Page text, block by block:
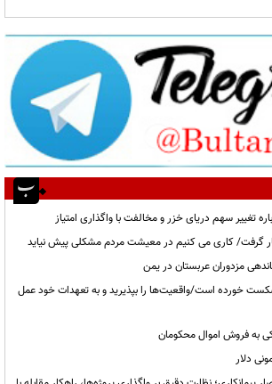
تغییر سهم دریای خزر و مخالفت با واگذاری امتیاز
کار گرفت/ کاری می کنیم در معیشت مردم مشکلی پیش نیاید
مزدوران عربستان در یمن
خورده است/واقعیت‌ها را بپذیرید و به تعهدات خود عمل
به فروش اموال محکومان
دلار